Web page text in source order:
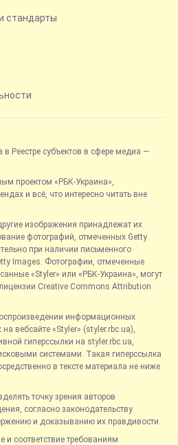
стандарты
Реестре субъектов в сфере медиа —
проектом «РБК-Украина»,
и всё, что интересно читать вне
изображения принадлежат их
фотографий, отмеченных Getty
при наличии письменного
Images. Фотографии, отмеченные
«Styler» или «РБК-Украина», могут
Creative Commons Attribution
информационных
вебсайте «Styler» (styler.rbc.ua),
гиперссылки на styler.rbc.ua,
системами. Такая гиперссылка
в тексте материала не ниже
точку зрения авторов
согласно законодательству
и доказыванию их правдивости.
и соответствие требованиям